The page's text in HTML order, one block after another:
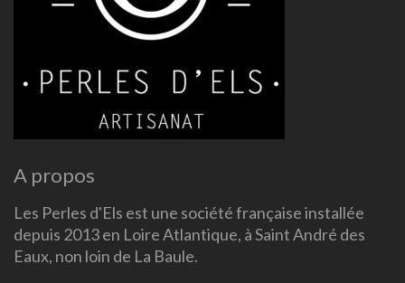
A propos
Les Perles d'Els est une société française installée
depuis 2013 en Loire Atlantique, à Saint André des
Eaux, non loin de La Baule.